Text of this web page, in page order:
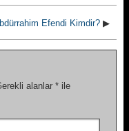
Efendi Kimdir? ▶
alanlar * ile